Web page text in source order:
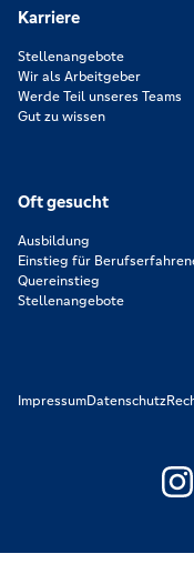
Karriere
Stellenangebote
Wir als Arbeitgeber
Werde Teil unseres Teams
Gut zu wissen
Oft gesucht
Ausbildung
Einstieg für
Quereinstieg
Stellenangebote
ImpressumDatenschutz